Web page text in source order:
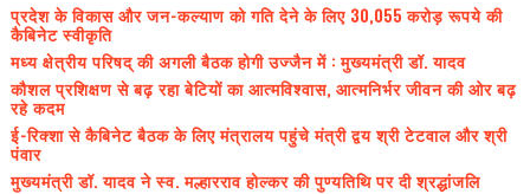
प्रदेश के विकास और जन-कल्याण को गति देने के लिए 30,055 करोड़ रूपये की
कैबिनेट स्वीकृति
मध्य क्षेत्रीय परिषद् की अगली बैठक होगी उज्जैन में : मुख्यमंत्री डॉ. यादव
कौशल प्रशिक्षण से बढ़ रहा बेटियों का आत्मविश्वास, आत्मनिर्भर जीवन की ओर बढ़
रहे कदम
ई-रिक्शा से कैबिनेट बैठक के लिए मंत्रालय पहुंचे मंत्री द्वय श्री टेटवाल और श्री
पंवार
मुख्यमंत्री डॉ. यादव ने स्व. मल्हारराव होल्कर की पुण्यतिथि पर दी श्रद्धांजलि